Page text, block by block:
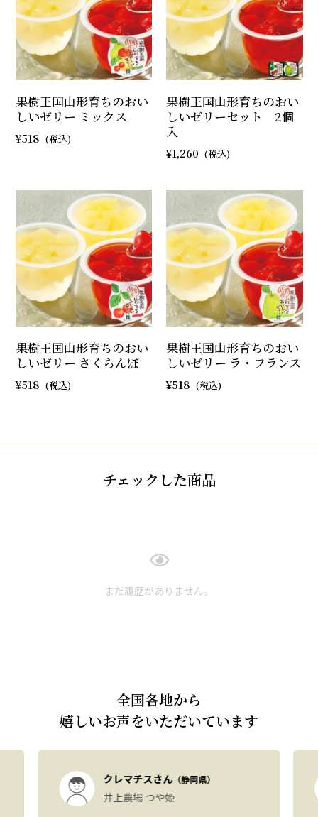
果樹王国山形育ちのおい
しいゼリー ミックス
518
果樹王国山形育ちのおい
しいゼリーセット 2個
入
1,260
果樹王国山形育ちのおい
しいゼリー さくらんぼ
518
果樹王国山形育ちのおい
しいゼリー ラ・フランス
518
チェックした商品
まだ履歴がありません。
全国各地から
嬉しいお声をいただいています
クレマチスさん（静岡県）
井上農場 つや姫